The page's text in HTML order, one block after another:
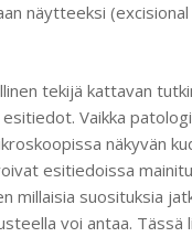
näytteeksi
tekijä kattavan
Vaikka
näkyvän
esitiedoissa
millaisia suosituksia
voi antaa. Tässä